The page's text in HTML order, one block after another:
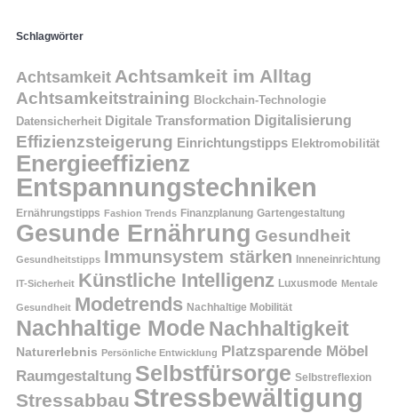
Schlagwörter
Achtsamkeit Achtsamkeit im Alltag
Achtsamkeitstraining Blockchain-Technologie
Datensicherheit Digitale Transformation Digitalisierung
Effizienzsteigerung Einrichtungstipps Elektromobilität
Energieeffizienz
Entspannungstechniken
Ernährungstipps Fashion Trends Finanzplanung Gartengestaltung
Gesunde Ernährung Gesundheit
Gesundheitstipps Immunsystem stärken Inneneinrichtung
IT-Sicherheit Künstliche Intelligenz Luxusmode Mentale
Gesundheit Modetrends Nachhaltige Mobilität
Nachhaltige Mode Nachhaltigkeit
Naturerlebnis Persönliche Entwicklung Platzsparende Möbel
Raumgestaltung Selbstfürsorge Selbstreflexion
Stressabbau Stressbewältigung